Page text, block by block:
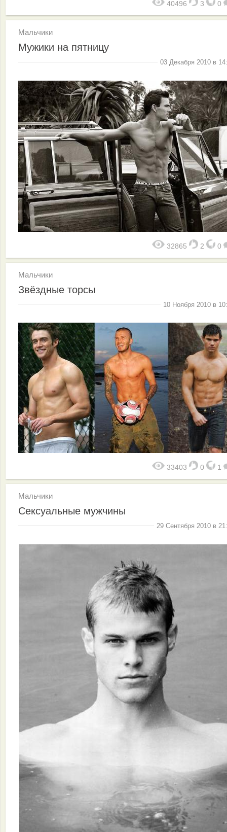
40496 3 0
Мальчики
Мужики на пятницу
03 Декабря 2010 в
32865 2 0
Мальчики
Звёздные торсы
10 Ноября 2010 в
33403 0 1
Мальчики
Сексуальные мужчины
29 Сентября 2010 в